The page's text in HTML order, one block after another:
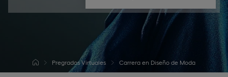
Pregrados Virtuales Carrera en Diseño de Moda